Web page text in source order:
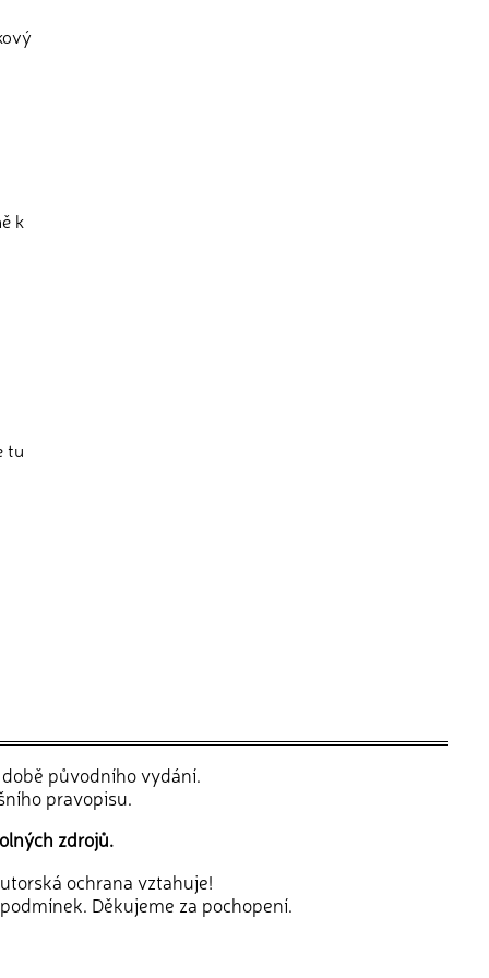
k
tu
původního vydání.
pravopisu.
zdrojů.
ochrana vztahuje!
Děkujeme za pochopení.